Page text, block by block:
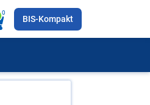
0
BIS-Kompakt